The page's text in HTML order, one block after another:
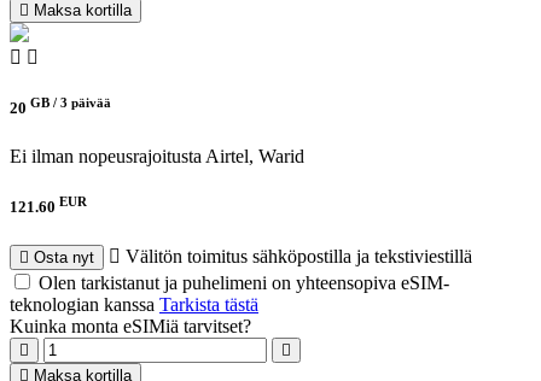
Maksa kortilla
20 GB / 3 päivää
Ei ilman nopeusrajoitusta Airtel, Warid
121.60 EUR
Osta nyt
Välitön toimitus sähköpostilla ja tekstiviestillä
Olen tarkistanut ja puhelimeni on yhteensopiva eSIM-
teknologian kanssa Tarkista tästä
Kuinka monta eSIMiä tarvitset?
Maksa kortilla